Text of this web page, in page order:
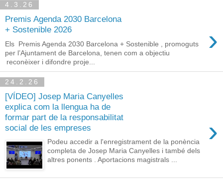
4.3.26
Premis Agenda 2030 Barcelona
+ Sostenible 2026
›
Els Premis Agenda 2030 Barcelona + Sostenible , promoguts
per l’Ajuntament de Barcelona, tenen com a objectiu
reconèixer i difondre proje...
24.2.26
[VÍDEO] Josep Maria Canyelles
explica com la llengua ha de
formar part de la responsabilitat
social de les empreses
›
Podeu accedir a l'enregistrament de la ponència
completa de Josep Maria Canyelles i també dels
altres ponents . Aportacions magistrals ...